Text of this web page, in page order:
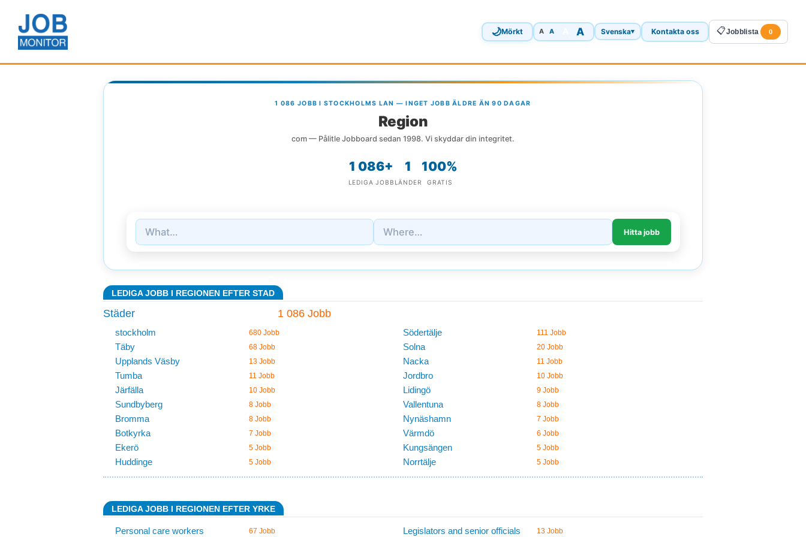
🌙Mörkt A A A Svenska▾ Kontakta oss 📋Jobblista 0
1 086 JOBB I STOCKHOLMS LAN — INGET JOBB ÄLDRE ÄN 90 DAGAR
Region
com — Pålitle Jobboard sedan 1998. Vi skyddar din integritet.
1 086+
LEDIGA JOBB
1
LÄNDER
100%
GRATIS
LEDIGA JOBB I REGIONEN EFTER STAD
1 086 Jobb
Städer
stockholm 680 Jobb Södertälje 111 Jobb
Täby 68 Jobb Solna 20 Jobb
Upplands Väsby 13 Jobb Nacka 11 Jobb
Tumba 11 Jobb Jordbro 10 Jobb
Järfälla 10 Jobb Lidingö 9 Jobb
Sundbyberg 8 Jobb Vallentuna 8 Jobb
Bromma 8 Jobb Nynäshamn 7 Jobb
Botkyrka 7 Jobb Värmdö 6 Jobb
Ekerö 5 Jobb Kungsängen 5 Jobb
Huddinge 5 Jobb Norrtälje 5 Jobb
LEDIGA JOBB I REGIONEN EFTER YRKE
Personal care workers 67 Jobb Legislators and senior officials 13 Jobb